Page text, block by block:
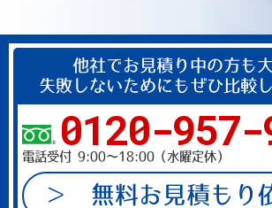
に
て
だ
さ
い。
他社でお見積り中の方も大
失敗しないためにもぜひ比較
0120-957-
電話受付 9:00～18:00（水曜定休）
無料お見積もり